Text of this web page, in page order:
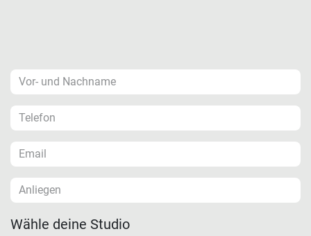
Wähle deine Studio